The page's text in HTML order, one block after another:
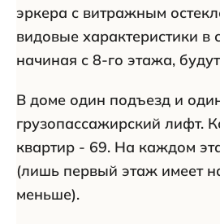
эркера с витражным
видовые характеристики в
начиная с 8-го этажа,
В доме один подъезд и
грузопассажирский лифт.
квартир - 69. На каждом
(лишь первый этаж имеет
меньше).